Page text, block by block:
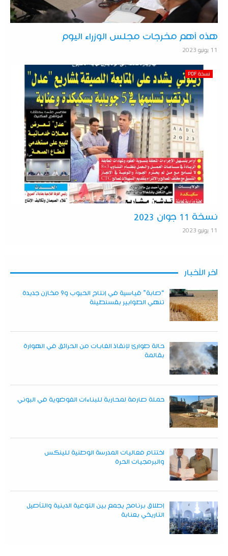
هذه أهم مخرجات مجلس الوزراء اليوم
11 يونيو 2023
نسخة PDF
نسخة 11 جوان 2023
11 يونيو 2023
آخر الأخبار
“صابة” قياسية في إنتاج الحبوب و9 مخازن جديدة
تنهي الطوابير بقسنطينة
حالة طوارئ لإنقاذ الغابات من الحرائق في الهوارة
بقالمة
حملة صارمة لمحاربة للبناءات الفوضوية في البوني
اختتام فعاليات المدرسة الوطنية للينكس
والبرمجيات الحرة
إطلاق برنامج يجمع بين التوعية الدينية والتأصيل
التاريخي بعنابة